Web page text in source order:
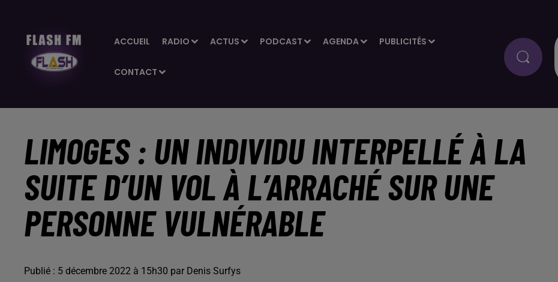
ACCUEIL RADIO ACTUS PODCAST AGENDA PUBLICITÉS
CONTACT
LIMOGES : UN INDIVIDU INTERPELLÉ À LA
SUITE D’UN VOL À L’ARRACHÉ SUR UNE
PERSONNE VULNÉRABLE
Publié : 5 décembre 2022 à 15h30 par Denis Surfys